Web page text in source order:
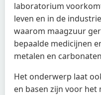
laboratorium
leven en in de
waarom maagzuur
bepaalde medicijnen
metalen en
Het onderwerp laat
en basen zijn voor het